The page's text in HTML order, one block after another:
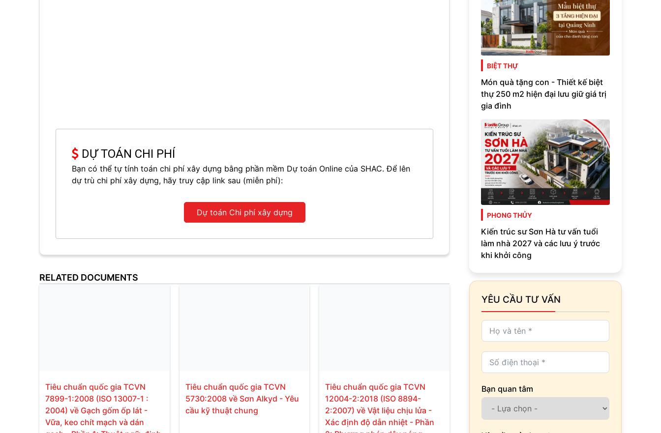
DỰ TOÁN CHI PHÍ
Bạn có thể tự tính toán chi phí xây dựng bằng phần mềm Dự toán Online của SHAC. Để lên
dự trù chi phí xây dựng, hãy truy cập link sau (miễn phí):
Dự toán Chi phí xây dựng
RELATED DOCUMENTS
Tiêu chuẩn quốc gia TCVN
7899-1:2008 (ISO 13007-1 :
2004) về Gạch gốm ốp lát -
Vữa, keo chít mạch và dán
Tiêu chuẩn quốc gia TCVN
5730:2008 về Sơn Alkyd - Yêu
cầu kỹ thuật chung
Tiêu chuẩn quốc gia TCVN
12004-2:2018 (ISO 8894-
2:2007) về Vật liệu chịu lửa -
Xác định độ dẫn nhiệt - Phần
BIỆT THỰ
Món quà tặng con - Thiết kế biệt
thự 250 m2 hiện đại lưu giữ giá trị
gia đình
PHONG THỦY
Kiến trúc sư Sơn Hà tư vấn tuổi
làm nhà 2027 và các lưu ý trước
khi khởi công
YÊU CẦU TƯ VẤN
Bạn quan tâm